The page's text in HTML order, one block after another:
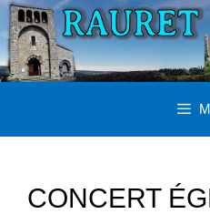
Aller
au
contenu
CONCERT